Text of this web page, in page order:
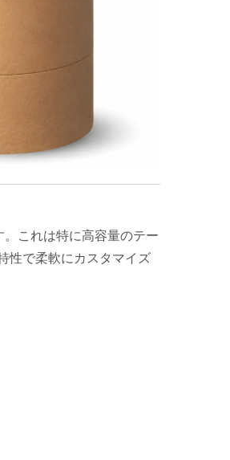
これは特に高容量のテー
性で柔軟にカスタマイズ